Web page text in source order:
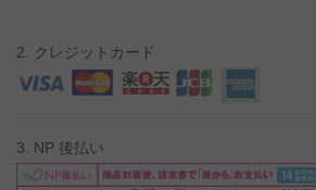
2. クレジットカード
3. NP 後払い